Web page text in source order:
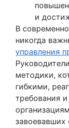
Отчет
Схема
и
В
никогда
управления
методики,
гибкими,
требования
завоевавших